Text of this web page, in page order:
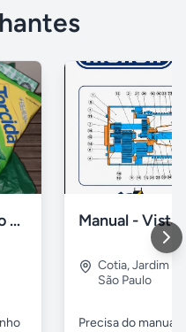
Cestas de Presente para o Dia dos Pais
Cotia,Jardim
São Paulo
Precisa do manual